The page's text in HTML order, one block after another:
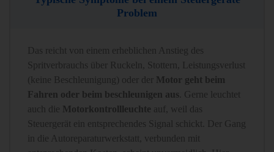
Problem
Das reicht von einem erheblichen Anstieg des
Spritverbrauchs über Ruckeln, Stottern, Leistungsverlust
(keine Beschleunigung) oder der
Motor geht beim
Fahren oder beim beschleunigen aus . Gerne leuchtet
auch die Motorkontrollleuchte auf, weil das
Steuergerät ein entsprechendes Signal schickt. Der Gang
in die Autoreparaturwerkstatt, verbunden mit